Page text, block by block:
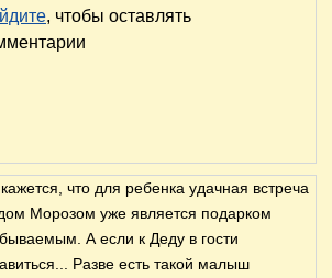
, чтобы оставлять
что для ребенка удачная встреча
Морозом уже является подарком
А если к Деду в гости
Разве есть такой малыш